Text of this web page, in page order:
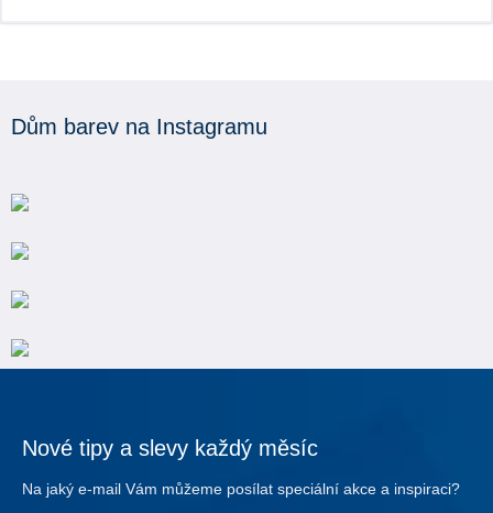
Dům barev na Instagramu
Nové tipy a slevy každý měsíc
Na jaký e-mail Vám můžeme posílat speciální akce a inspiraci?